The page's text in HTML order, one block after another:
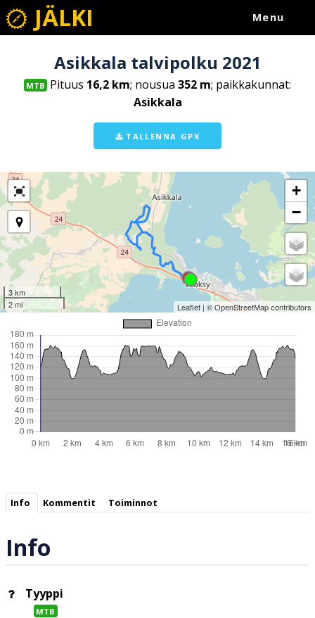
JÄLKI Menu
Asikkala talvipolku 2021
MTB Pituus 16,2 km; nousua352 m; paikkakunnat:
Asikkala
TALLENNA GPX
+
−
3 km
2 mi
Leaflet | ©OpenStreetMapcontributors
Info Kommentit Toiminnot
Info
Tyyppi
MTB